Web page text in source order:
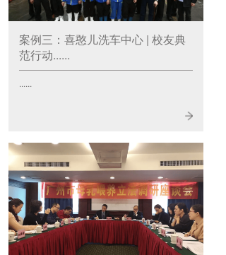
案例三：喜憨儿洗车中心 | 校友典
范行动......
......